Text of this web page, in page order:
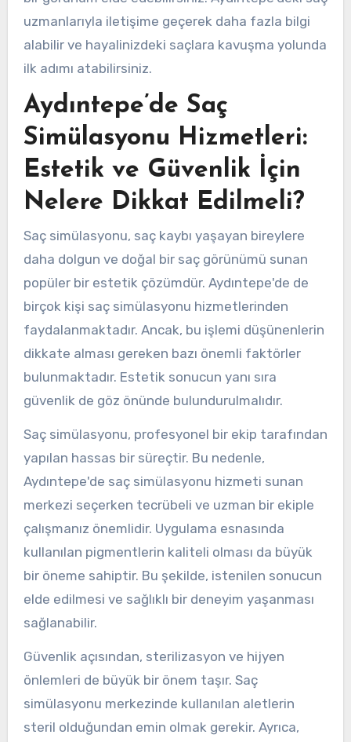
uzmanlarıyla iletişime geçerek daha fazla bilgi
alabilir ve hayalinizdeki saçlara kavuşma yolunda
ilk adımı atabilirsiniz.
Aydıntepe’de Saç
Simülasyonu Hizmetleri:
Estetik ve Güvenlik İçin
Nelere Dikkat Edilmeli?
Saç simülasyonu, saç kaybı yaşayan bireylere
daha dolgun ve doğal bir saç görünümü sunan
popüler bir estetik çözümdür. Aydıntepe'de de
birçok kişi saç simülasyonu hizmetlerinden
faydalanmaktadır. Ancak, bu işlemi düşünenlerin
dikkate alması gereken bazı önemli faktörler
bulunmaktadır. Estetik sonucun yanı sıra
güvenlik de göz önünde bulundurulmalıdır.
Saç simülasyonu, profesyonel bir ekip tarafından
yapılan hassas bir süreçtir. Bu nedenle,
Aydıntepe'de saç simülasyonu hizmeti sunan
merkezi seçerken tecrübeli ve uzman bir ekiple
çalışmanız önemlidir. Uygulama esnasında
kullanılan pigmentlerin kaliteli olması da büyük
bir öneme sahiptir. Bu şekilde, istenilen sonucun
elde edilmesi ve sağlıklı bir deneyim yaşanması
sağlanabilir.
Güvenlik açısından, sterilizasyon ve hijyen
önlemleri de büyük bir önem taşır. Saç
simülasyonu merkezinde kullanılan aletlerin
steril olduğundan emin olmak gerekir. Ayrıca,